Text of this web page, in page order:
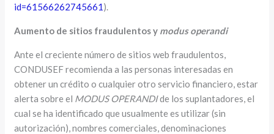
id=61566262745661).
Aumento de sitios fraudulentos y modus operandi
Ante el creciente número de sitios web fraudulentos,
CONDUSEF recomienda a las personas interesadas en
obtener un crédito o cualquier otro servicio financiero, estar
alerta sobre el MODUS OPERANDIde los suplantadores, el
cual se ha identificado que usualmente es utilizar (sin
autorización), nombres comerciales, denominaciones